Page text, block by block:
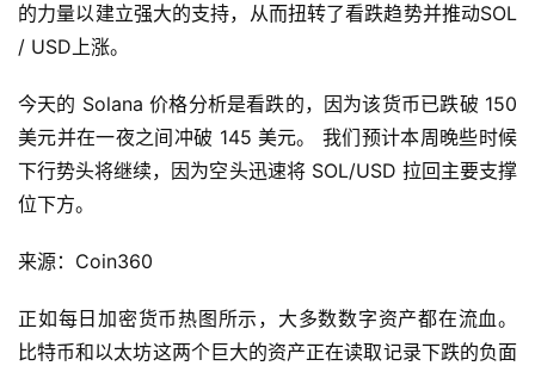
的力量以建立强大的支持，从而扭转了看跌趋势并推动SOL
/ USD上涨。
今天的 Solana 价格分析是看跌的，因为该货币已跌破 150
美元并在一夜之间冲破 145 美元。 我们预计本周晚些时候
下行势头将继续，因为空头迅速将 SOL/USD 拉回主要支撑
位下方。
来源：Coin360
正如每日加密货币热图所示，大多数数字资产都在流血。
比特币和以太坊这两个巨大的资产正在读取记录下跌的负面